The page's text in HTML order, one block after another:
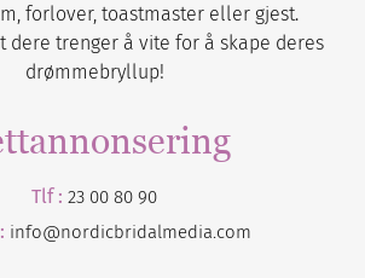
forlover, toastmaster eller gjest.
dere trenger å vite for å skape deres
drømmebryllup!
Tlf : 23 00 80 90
info@nordicbridalmedia.com